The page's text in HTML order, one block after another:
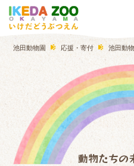
池田動物園 応援・寄付 池田動
動物たちの